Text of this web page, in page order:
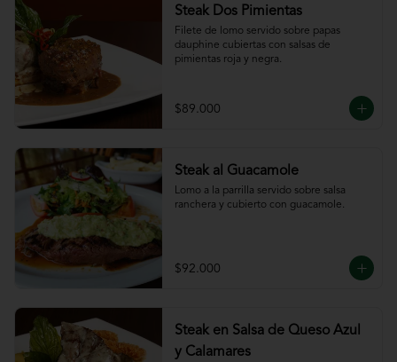
Steak Dos Pimientas
Filete de lomo servido sobre papas
dauphine cubiertas con salsas de
pimientas roja y negra.
$89.000
Steak al Guacamole
Lomo a la parrilla servido sobre salsa
ranchera y cubierto con guacamole.
$92.000
Steak en Salsa de Queso Azul
y Calamares